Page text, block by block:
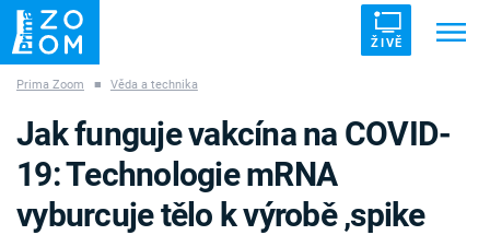
ŽIVĚ
ZÁHADY VETŘELCI DÁVNOVĚKU
Prima Zoom ■ Věda a technika
Jak funguje vakcína na COVID-
19: Technologie mRNA
vyburcuje tělo k výrobě ‚spike